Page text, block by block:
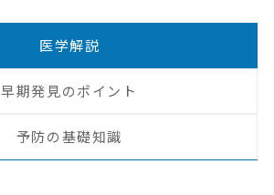
医学解説
早期発見のポイント
予防の基礎知識